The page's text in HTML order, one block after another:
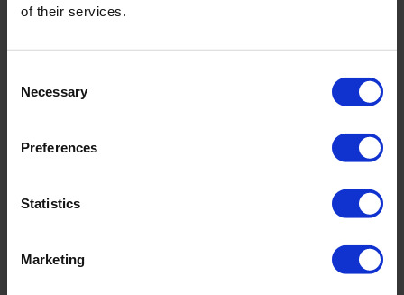
of their services.
Selection
Necessary
Preferences
Statistics
Marketing